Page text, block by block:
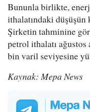
Bununla birlikte,
ithalatındaki düşüşün
Şirketin tahminine
petrol ithalatı ağustos
bin varil seviyesine
Kaynak: Mepa News